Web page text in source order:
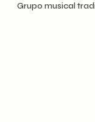
Grupo musical